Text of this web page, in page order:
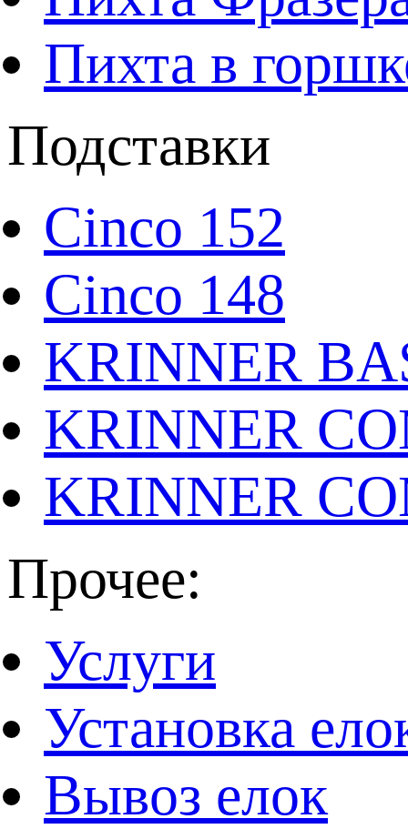
Пихта в
Подставки
Cinco 152
Cinco 148
KRINNER
KRINNER
KRINNER
Прочее:
Услуги
Установка
Вывоз елок